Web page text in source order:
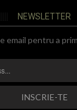
NEWSLETTER
email pentru a